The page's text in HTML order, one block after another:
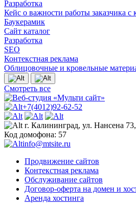
Разработка
Кейс о важности работы заказчика с
Баукерамик
Сайт каталог
Разработка
SEO
Контекстная реклама
Облицовочные и кровельные
Смотреть все
+7(4012)92-62-52
г. Калининград, ул. Нансена
Код домофона: 57
info@mtsite.ru
Продвижение сайтов
Контекстная реклама
Обслуживание сайтов
Договор-оферта на домен и
Аренда хостинга